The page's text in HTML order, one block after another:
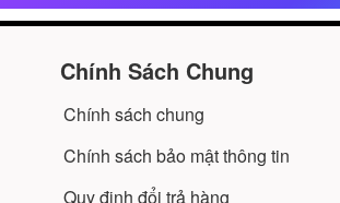
Nhà HBike X
FitNess X
Nhà HBike 3003
FitNess MK-290
Chính Sách Chung
Chính sách chung
Chính sách bảo mật thông tin
Quy định đổi trả hàng